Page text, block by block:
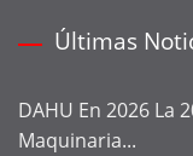
Últimas
DAHU En 2026 La
Maquinaria...